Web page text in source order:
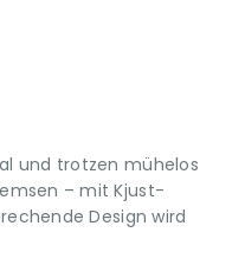
und trotzen mühelos
– mit Kjust-
Design wird